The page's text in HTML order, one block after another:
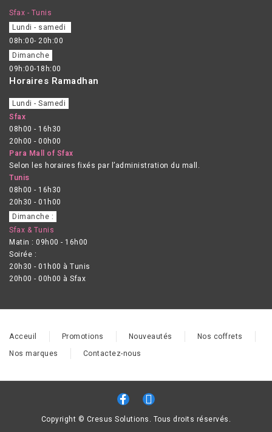
Sfax - Tunis
Lundi - samedi
08h:00- 20h:00
Dimanche
09h:00-18h:00
Horaires Ramadhan
Lundi - Samedi
Sfax
08h00 - 16h30
20h00 - 00h00
Para Mall of Sfax
Selon les horaires fixés par l’administration du mall.
Tunis
08h00 - 16h30
20h30 - 01h00
Dimanche :
Sfax & Tunis
Matin : 09h00 - 16h00
Soirée :
20h30 - 01h00 à Tunis
20h00 - 00h00 à Sfax
Acceuil Promotions Nouveautés
Nos coffrets
Nos marques
Contactez-nous
Copyright © Cresus Solutions. Tous droits réservés.